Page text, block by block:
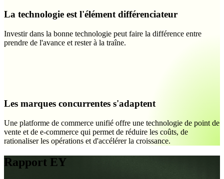
La technologie est l'élément différenciateur
Investir dans la bonne technologie peut faire la différence entre
prendre de l'avance et rester à la traîne.
Les marques concurrentes s'adaptent
Une platforme de commerce unifié offre une technologie de point de
vente et de e-commerce qui permet de réduire les coûts, de
rationaliser les opérations et d'accélérer la croissance.
Rapport EY